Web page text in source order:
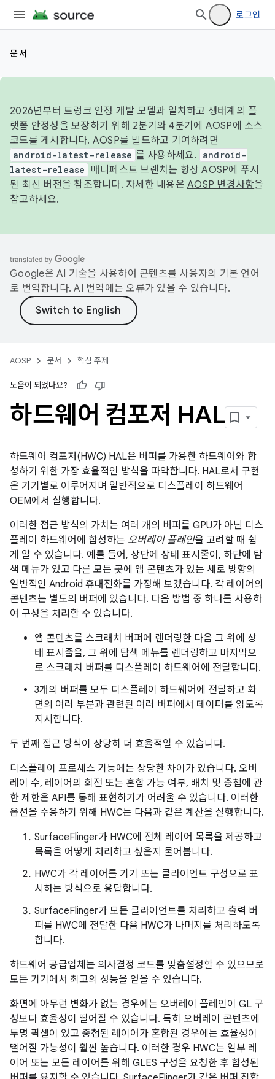
로그인
문서
2026년부터 트렁크 안정 개발 모델과 일치하고 생태계의 플
랫폼 안정성을 보장하기 위해 2분기와 4분기에 AOSP에 소스
코드를 게시합니다. AOSP를 빌드하고 기여하려면
android-latest-release 를 사용하세요.
android-
latest-release
매니페스트 브랜치는 항상 AOSP에 푸시
된 최신 버전을 참조합니다. 자세한 내용은 AOSP 변경사항을
참고하세요.
Google은 AI 기술을 사용하여 콘텐츠를 사용자의 기본 언어
로 번역합니다. AI 번역에는 오류가 있을 수 있습니다.
AOSP 문서 핵심 주제
도움이 되었나요?
하드웨어 컴포저 HAL
하드웨어 컴포저(HWC) HAL은 버퍼를 가용한 하드웨어와 합
성하기 위한 가장 효율적인 방식을 파악합니다. HAL로서 구현
은 기기별로 이루어지며 일반적으로 디스플레이 하드웨어
OEM에서 실행합니다.
이러한 접근 방식의 가치는 여러 개의 버퍼를 GPU가 아닌 디스
플레이 하드웨어에 합성하는 오버레이 플레인을 고려할 때 쉽
게 알 수 있습니다. 예를 들어, 상단에 상태 표시줄이, 하단에 탐
색 메뉴가 있고 다른 모든 곳에 앱 콘텐츠가 있는 세로 방향의
일반적인 Android 휴대전화를 가정해 보겠습니다. 각 레이어의
콘텐츠는 별도의 버퍼에 있습니다. 다음 방법 중 하나를 사용하
여 구성을 처리할 수 있습니다.
앱 콘텐츠를 스크래치 버퍼에 렌더링한 다음 그 위에 상
태 표시줄을, 그 위에 탐색 메뉴를 렌더링하고 마지막으
로 스크래치 버퍼를 디스플레이 하드웨어에 전달합니다.
3개의 버퍼를 모두 디스플레이 하드웨어에 전달하고 화
면의 여러 부분과 관련된 여러 버퍼에서 데이터를 읽도록
지시합니다.
두 번째 접근 방식이 상당히 더 효율적일 수 있습니다.
디스플레이 프로세스 기능에는 상당한 차이가 있습니다. 오버
레이 수, 레이어의 회전 또는 혼합 가능 여부, 배치 및 중첩에 관
한 제한은 API를 통해 표현하기가 어려울 수 있습니다. 이러한
옵션을 수용하기 위해 HWC는 다음과 같은 계산을 실행합니다.
SurfaceFlinger가 HWC에 전체 레이어 목록을 제공하고
목록을 어떻게 처리하고 싶은지 물어봅니다.
HWC가 각 레이어를 기기 또는 클라이언트 구성으로 표
시하는 방식으로 응답합니다.
SurfaceFlinger가 모든 클라이언트를 처리하고 출력 버
퍼를 HWC에 전달한 다음 HWC가 나머지를 처리하도록
합니다.
하드웨어 공급업체는 의사결정 코드를 맞춤설정할 수 있으므로
모든 기기에서 최고의 성능을 얻을 수 있습니다.
화면에 아무런 변화가 없는 경우에는 오버레이 플레인이 GL 구
성보다 효율성이 떨어질 수 있습니다. 특히 오버레이 콘텐츠에
투명 픽셀이 있고 중첩된 레이어가 혼합된 경우에는 효율성이
떨어질 가능성이 훨씬 높습니다. 이러한 경우 HWC는 일부 레
이어 또는 모든 레이어를 위해 GLES 구성을 요청한 후 합성된